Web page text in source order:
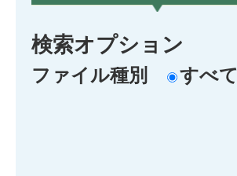
検索オプション
ファイル種別 すべて